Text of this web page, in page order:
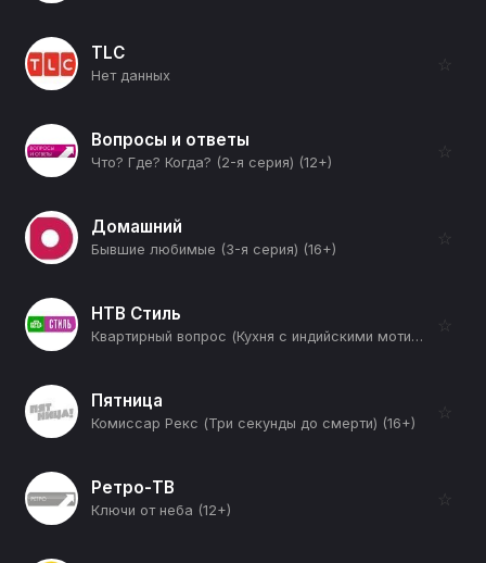
TLC
Нет данных
☆
Вопросы и ответы
Что? Где? Когда? (2-я серия) (12+)
☆
Домашний
Бывшие любимые (3-я серия) (16+)
☆
НТВ Стиль
Квартирный вопрос (Кухня с индийскими мотивами) (12+)
☆
Пятница
Комиссар Рекс (Три секунды до смерти) (16+)
☆
Ретро-ТВ
Ключи от неба (12+)
☆